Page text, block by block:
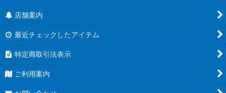
店舗案内
最近チェックしたアイテム
特定商取引法表示
ご利用案内